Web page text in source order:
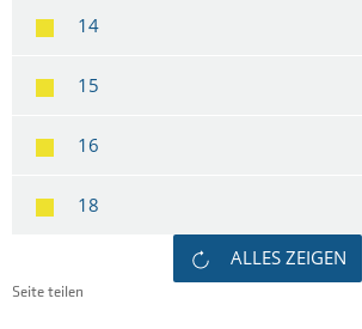
14
15
16
18
ALLES ZEIGEN
Seite teilen